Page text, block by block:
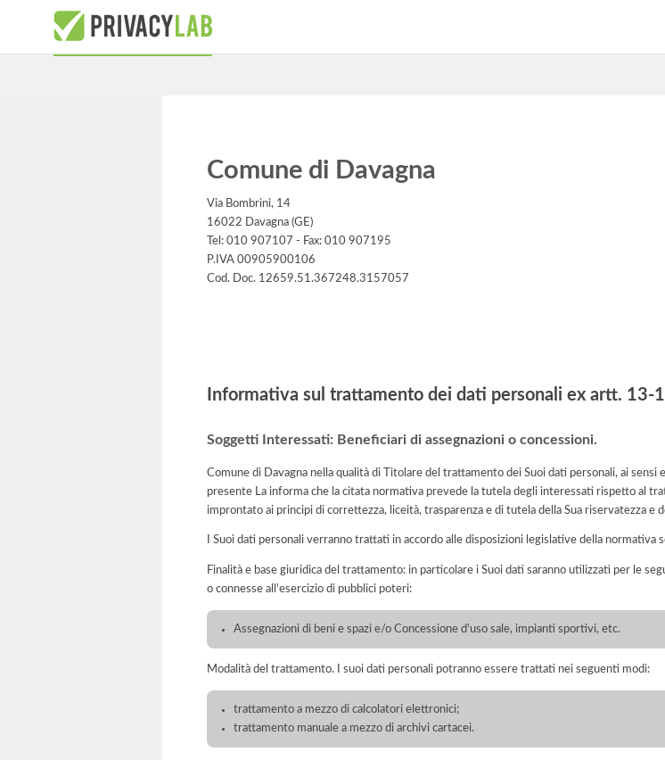
Comune di Davagna
Via Bombrini, 14
16022 Davagna (GE)
Tel: 010 907107 - Fax: 010 907195
P.IVA 00905900106
Cod. Doc. 12659.51.367248.3157057
Informativa sul trattamento dei dati personali ex artt.
Soggetti Interessati: Beneficiari di assegnazioni o concessioni.
Comune di Davagna nella qualità di Titolare del trattamento dei Suoi dati personali, ai
presente La informa che la citata normativa prevede la tutela degli interessati rispetto al
improntato ai principi di correttezza, liceità, trasparenza e di tutela della Sua riservatezza e
I Suoi dati personali verranno trattati in accordo alle disposizioni legislative della
Finalità e base giuridica del trattamento: in particolare i Suoi dati saranno utilizzati per le
o connesse all'esercizio di pubblici poteri:
Assegnazioni di beni e spazi e/o Concessione d'uso sale, impianti sportivi, etc.
Modalità del trattamento. I suoi dati personali potranno essere trattati nei seguenti modi:
trattamento a mezzo di calcolatori elettronici;
trattamento manuale a mezzo di archivi cartacei.